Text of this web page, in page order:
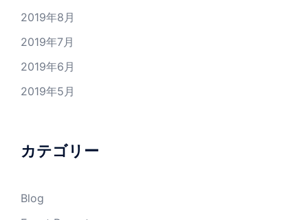
2019年8月
2019年7月
2019年6月
2019年5月
カテゴリー
Blog